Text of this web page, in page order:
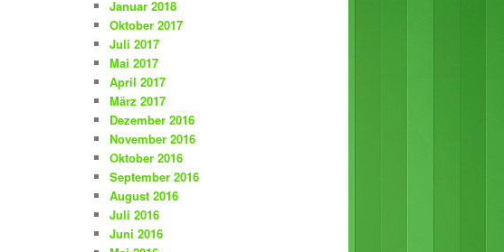
Januar 2018
Oktober 2017
Juli 2017
Mai 2017
April 2017
März 2017
Dezember 2016
November 2016
Oktober 2016
September 2016
August 2016
Juli 2016
Juni 2016